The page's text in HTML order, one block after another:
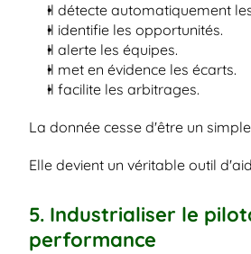
Il détecte automatiquement
Il identifie les opportunités.
Il alerte les équipes.
Il met en évidence les écarts.
Il facilite les arbitrages.
La donnée cesse d'être un
Elle devient un véritable outil
5. Industrialiser le
performance